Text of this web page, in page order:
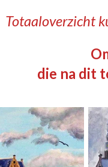
Totaaloverzicht
die na dit